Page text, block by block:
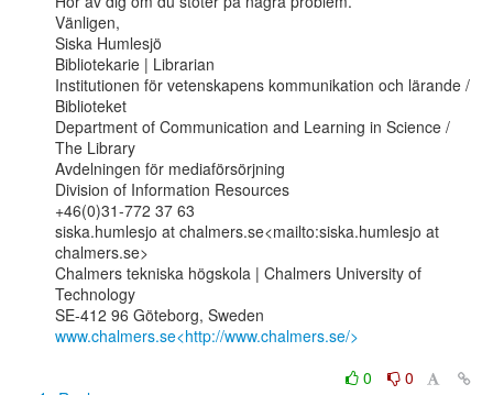
Vänligen,
Siska Humlesjö
Bibliotekarie | Librarian
Institutionen för vetenskapens kommunikation och lärande /
Biblioteket
Department of Communication and Learning in Science /
The Library
Avdelningen för mediaförsörjning
Division of Information Resources
+46(0)31-772 37 63
siska.humlesjo at chalmers.se<mailto:siska.humlesjo at
chalmers.se>
Chalmers tekniska högskola | Chalmers University of
Technology
www.chalmers.se<http://www.chalmers.se/>
0
0